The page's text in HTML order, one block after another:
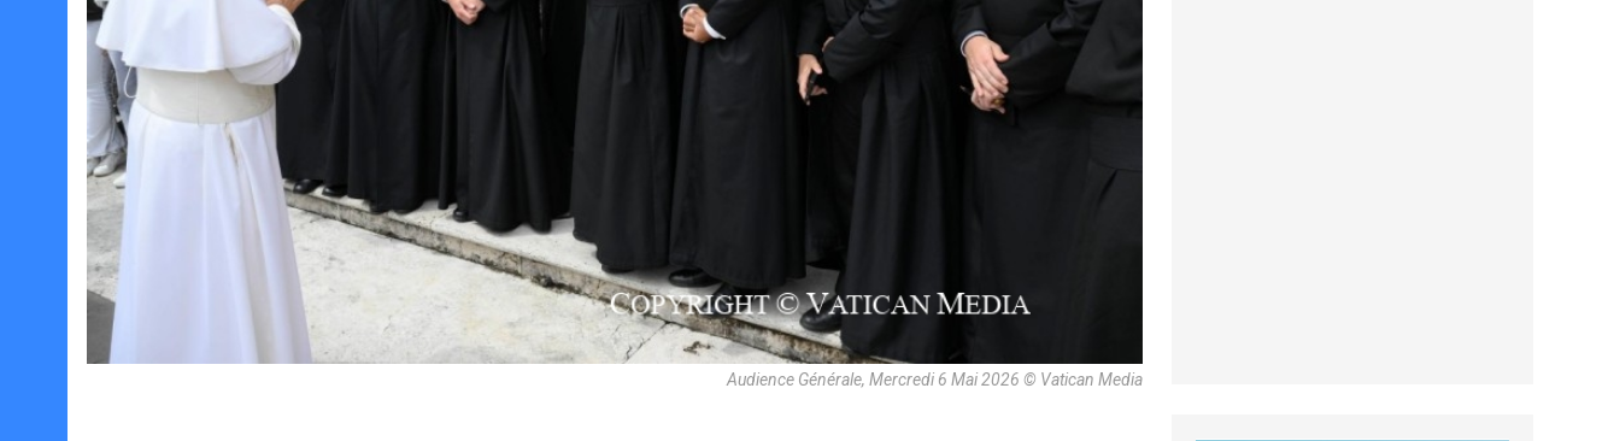
Audience Générale, Mercredi 6 Mai 2026 © Vatican Media